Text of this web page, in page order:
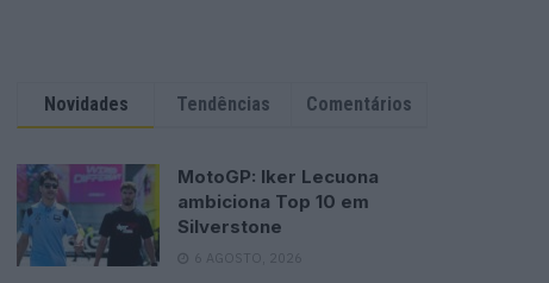
Novidades Tendências Comentários
MotoGP: Iker Lecuona
ambiciona Top 10 em
Silverstone
6 AGOSTO, 2026